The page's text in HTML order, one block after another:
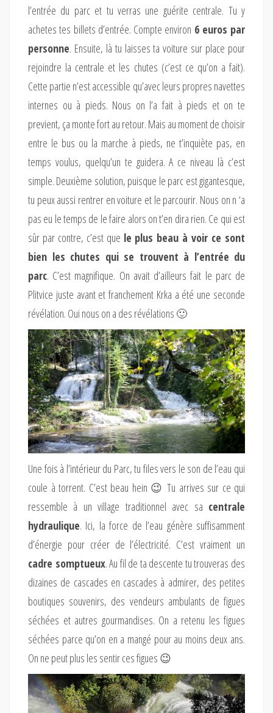
l’entrée du parc et tu verras une guérite centrale. Tu y
achetes tes billets d’entrée. Compte environ 6 euros par
personne. Ensuite, là tu laisses ta voiture sur place pour
rejoindre la centrale et les chutes (c’est ce qu’on a fait).
Cette partie n’est accessible qu’avec leurs propres navettes
internes ou à pieds. Nous on l’a fait à pieds et on te
previent, ça monte fort au retour. Mais au moment de choisir
entre le bus ou la marche à pieds, ne t’inquiète pas, en
temps voulus, quelqu’un te guidera. A ce niveau là c’est
simple. Deuxième solution, puisque le parc est gigantesque,
tu peux aussi rentrer en voiture et le parcourir. Nous on n ‘a
pas eu le temps de le faire alors on t’en dira rien. Ce qui est
sûr par contre, c’est que le plus beau à voir ce sont
bien les chutes qui se trouvent à l’entrée du
parc. C’est magnifique. On avait d’ailleurs fait le parc de
Plitvice juste avant et franchement Krka a été une seconde
révélation. Oui nous on a des révélations 🙂
Une fois à l’intérieur du Parc, tu files vers le son de l’eau qui
coule à torrent. C’est beau hein 😉 Tu arrives sur ce qui
ressemble à un village traditionnel avec sa centrale
hydraulique. Ici, la force de l’eau génère suffisamment
d’énergie pour créer de l’électricité. C’est vraiment un
cadre somptueux. Au fil de ta descente tu trouveras des
dizaines de cascades en cascades à admirer, des petites
boutiques souvenirs, des vendeurs ambulants de figues
séchées et autres gourmandises. On a retenu les figues
séchées parce qu’on en a mangé pour au moins deux ans.
On ne peut plus les sentir ces figues 😉